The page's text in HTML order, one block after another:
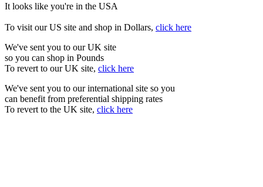
It looks like you're in the USA
To visit our US site and shop in Dollars, click here
We've sent you to our UK site
so you can shop in Pounds
To revert to our UK site, click here
We've sent you to our international site so you
can benefit from preferential shipping rates
To revert to the UK site, click here